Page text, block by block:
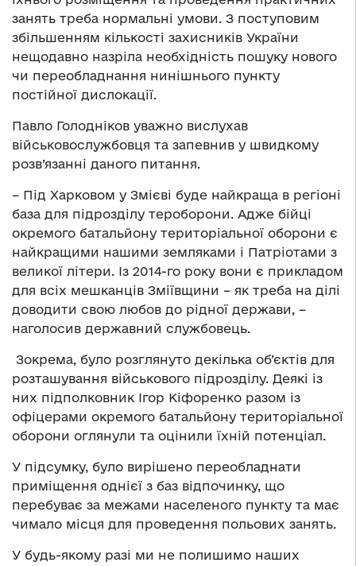
занять треба нормальні умови. З поступовим
збільшенням кількості захисників України
нещодавно назріла необхідність пошуку нового
чи переобладнання нинішнього пункту
постійної дислокації.
Павло Голодніков уважно вислухав
військовослужбовця та запевнив у швидкому
розв’язанні даного питання.
– Під Харковом у Змієві буде найкраща в регіоні
база для підрозділу тероборони. Адже бійці
окремого батальйону територіальної оборони є
найкращими нашими земляками і Патріотами з
великої літери. Із 2014-го року вони є прикладом
для всіх мешканців Зміївщини – як треба на ділі
доводити свою любов до рідної держави, –
наголосив державний службовець.
Зокрема, було розглянуто декілька об’єктів для
розташування військового підрозділу. Деякі із
них підполковник Ігор Кіфоренко разом із
офіцерами окремого батальйону територіальної
оборони оглянули та оцінили їхній потенціал.
У підсумку, було вирішено переобладнати
приміщення однієї з баз відпочинку, що
перебуває за межами населеного пункту та має
чимало місця для проведення польових занять.
У будь-якому разі ми не полишимо наших